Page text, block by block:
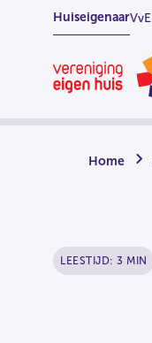
OverslaanHuiseigenaarVvE
Homepage
Home
LEESTIJD: 3 MIN